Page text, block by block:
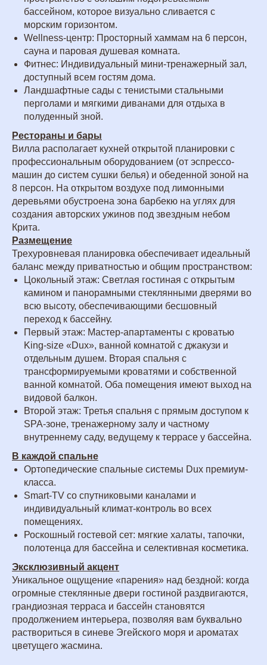
бассейном, которое визуально сливается с
морским горизонтом.
Wellness-центр: Просторный хаммам на 6 персон,
сауна и паровая душевая комната.
Фитнес: Индивидуальный мини-тренажерный зал,
доступный всем гостям дома.
Ландшафтные сады с тенистыми стальными
перголами и мягкими диванами для отдыха в
полуденный зной.
Рестораны и бары
Вилла располагает кухней открытой планировки с
профессиональным оборудованием (от эспрессо-
машин до систем сушки белья) и обеденной зоной на
8 персон. На открытом воздухе под лимонными
деревьями обустроена зона барбекю на углях для
создания авторских ужинов под звездным небом
Крита.
Размещение
Трехуровневая планировка обеспечивает идеальный
баланс между приватностью и общим пространством:
Цокольный этаж: Светлая гостиная с открытым
камином и панорамными стеклянными дверями во
всю высоту, обеспечивающими бесшовный
переход к бассейну.
Первый этаж: Мастер-апартаменты с кроватью
King-size «Dux», ванной комнатой с джакузи и
отдельным душем. Вторая спальня с
трансформируемыми кроватями и собственной
ванной комнатой. Оба помещения имеют выход на
видовой балкон.
Второй этаж: Третья спальня с прямым доступом к
SPA-зоне, тренажерному залу и частному
внутреннему саду, ведущему к террасе у бассейна.
В каждой спальне
Ортопедические спальные системы Dux премиум-
класса.
Smart-TV со спутниковыми каналами и
индивидуальный климат-контроль во всех
помещениях.
Роскошный гостевой сет: мягкие халаты, тапочки,
полотенца для бассейна и селективная косметика.
Эксклюзивный акцент
Уникальное ощущение «парения» над бездной: когда
огромные стеклянные двери гостиной раздвигаются,
грандиозная терраса и бассейн становятся
продолжением интерьера, позволяя вам буквально
раствориться в синеве Эгейского моря и ароматах
цветущего жасмина.